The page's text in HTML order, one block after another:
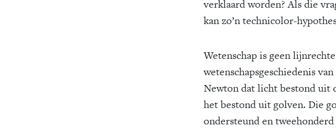
verklaard worden? Als die
kan zo’n techni­color-
Wetenschap is geen
wetenschapsgeschiedenis
Newton dat licht bestond uit
het bestond uit golven. Die
ondersteund en